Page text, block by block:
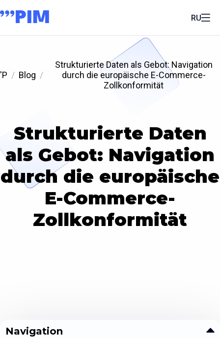
RU
'P Blog
Strukturierte Daten als Gebot: Navigation
durch die europäische E-Commerce-
Zollkonformität
Strukturierte Daten
als Gebot: Navigation
durch die europäische
E-Commerce-
Zollkonformität
Navigation